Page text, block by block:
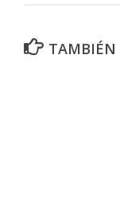
TAMBIÉN